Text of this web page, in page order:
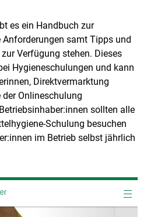
es ein Handbuch zur
samt Tipps und
Verfügung stehen. Dieses
Hygieneschulungen und kann
Direktvermarktung
Onlineschulung
sollten alle
Schulung besuchen
im Betrieb selbst jährlich